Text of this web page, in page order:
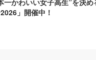
」開催中！